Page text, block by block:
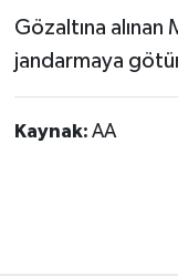
Gözaltına
jandarmaya
Kaynak: AA